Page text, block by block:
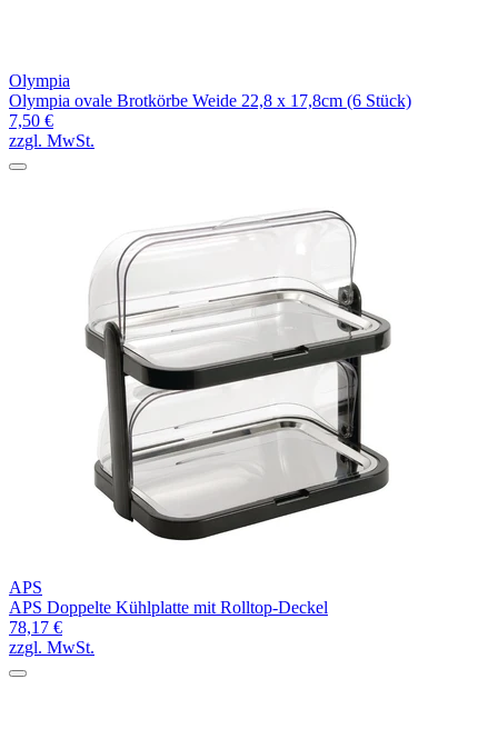
Olympia
Olympia ovale Brotkörbe Weide 22,8 x 17,8cm (6 Stück)
7,50 €
zzgl. MwSt.
APS
APS Doppelte Kühlplatte mit Rolltop-Deckel
78,17 €
zzgl. MwSt.